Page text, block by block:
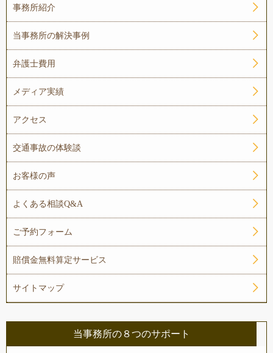
事務所紹介
当事務所の解決事例
弁護士費用
メディア実績
アクセス
交通事故の体験談
お客様の声
よくある相談Q&A
ご予約フォーム
賠償金無料算定サービス
サイトマップ
当事務所の８つのサポート